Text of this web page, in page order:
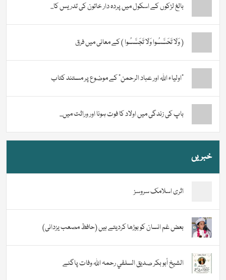
بالغ لڑکوں کے اسکول میں پردہ دار خاتون کی تدریس کا...
( وَلَا تَحَسَّسُوا وَلَا تَجَسَّسُوا ) کے معانی میں فرق
“اولیاء اللہ اور عباد الرحمن” کے موضوع پر مستند کتاب
باپ کی زندگی میں اولاد کا فوت ہونا اور وراثت میں...
خبریں
اثری اسلامک سروسز
بعض غم انسان کو بوڑھا کردیتے ہیں (حافظ مصعب یزدانی)
الشيخ أبو بكر صديق السلفي رحمہ اللہ وفات پاگئے